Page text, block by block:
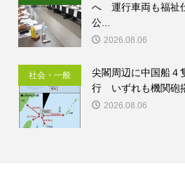
へ 運行車両も福祉
公...
2026.08.06
社会・一般
尖閣周辺に中国船
行 いずれも機関砲
2026.08.06